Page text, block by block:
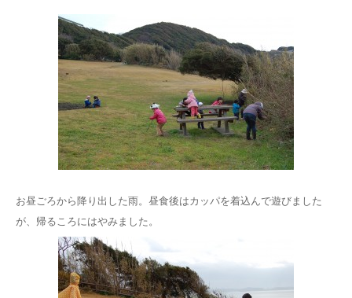
お昼ごろから降り出した雨。昼食後はカッパを着込んで遊びました
が、帰るころにはやみました。